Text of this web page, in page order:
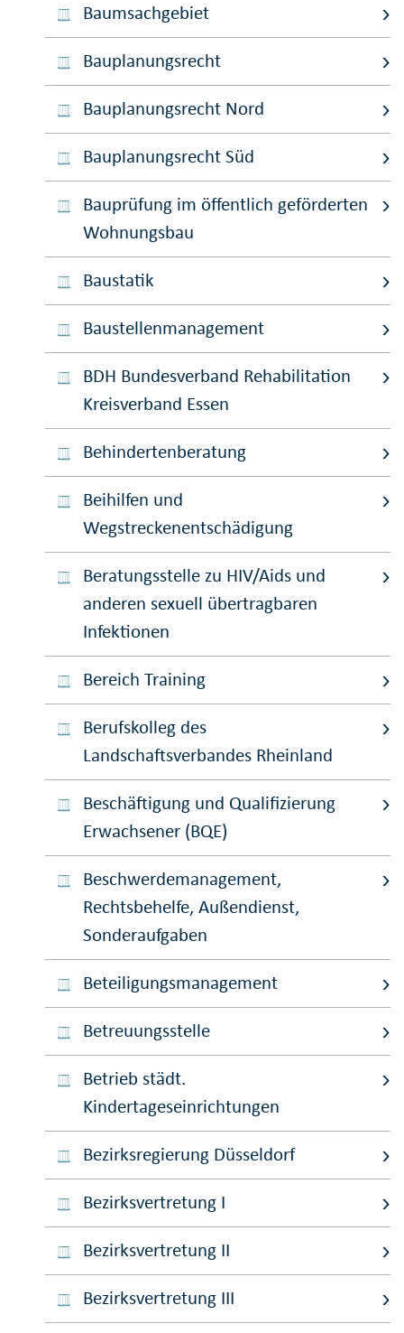
Baumsachgebiet
Bauplanungsrecht
Bauplanungsrecht Nord
Bauplanungsrecht Süd
Bauprüfung im öffentlich geförderten
Wohnungsbau
Baustatik
Baustellenmanagement
BDH Bundesverband Rehabilitation
Kreisverband Essen
Behindertenberatung
Beihilfen und
Wegstreckenentschädigung
Beratungsstelle zu HIV/Aids und
anderen sexuell übertragbaren
Infektionen
Bereich Training
Berufskolleg des
Landschaftsverbandes Rheinland
Beschäftigung und Qualifizierung
Erwachsener (BQE)
Beschwerdemanagement,
Rechtsbehelfe, Außendienst,
Sonderaufgaben
Beteiligungsmanagement
Betreuungsstelle
Betrieb städt.
Kindertageseinrichtungen
Bezirksregierung Düsseldorf
Bezirksvertretung I
Bezirksvertretung II
Bezirksvertretung III